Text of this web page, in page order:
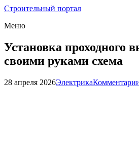
Строительный портал
Меню
Установка проходного
своими руками схема
28 апреля 2026Электрика